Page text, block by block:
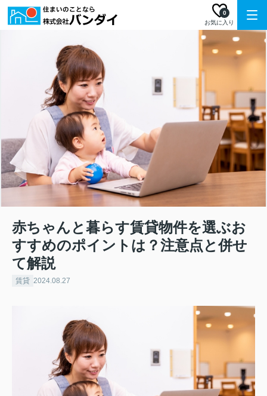
お気に入り
0
赤ちゃんと暮らす賃貸物件を選ぶお
すすめのポイントは？注意点と併せ
て解説
賃貸 2024.08.27